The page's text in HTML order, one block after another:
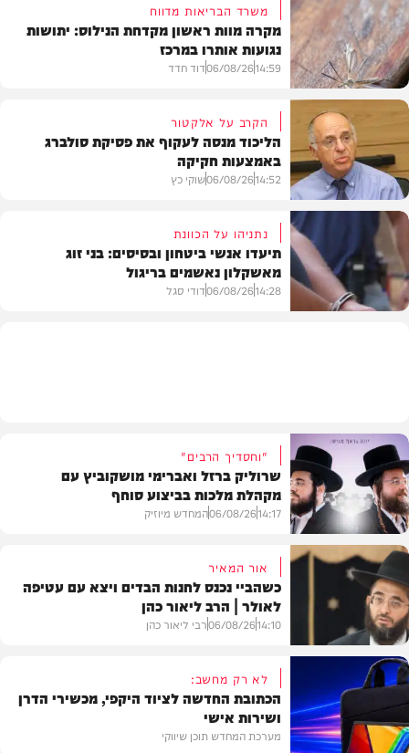
בריאות
משרד הבריאות מדווח
מקרה מוות ראשון מקדחת הנילוס: יתושות
נגועות אותרו במרכז
14:59
06/08/26דוד חדד
פוליטי
הקרב על אלקטור
הליכוד מנסה לעקוף את פסיקת סולברג
באמצעות חקיקה
14:52
06/08/26שוקי כץ
נתניהו על הכוונת
תיעדו אנשי ביטחון ובסיסים: בני זוג
מאשקלון נאשמים בריגול
14:28
06/08/26דודי סגל
סינגלים
"וחסדיך הרבים"
שרוליק ברזל ואברימי מושקוביץ עם
מקהלת מלכות בביצוע סוחף
14:17
06/08/26המחדש מיוזיק
וידאו
אור המאיר
כשהביי נכנס לחנות הבדים ויצא עם עטיפה
לאולר | הרב ליאור כהן
14:10
06/08/26רבי ליאור כהן
לא רק מחשב:
הכתובת החדשה לציוד היקפי, מכשירי הדרן
ושירות אישי
מערכת המחדש תוכן שיווקי